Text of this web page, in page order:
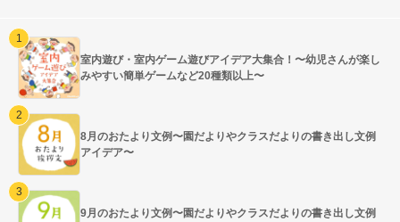
室内遊び・室内ゲーム遊びアイデア大集合！〜幼児さんが楽し
みやすい簡単ゲームなど20種類以上〜
8月のおたより文例〜園だよりやクラスだよりの書き出し文例
アイデア〜
9月のおたより文例〜園だよりやクラスだよりの書き出し文例